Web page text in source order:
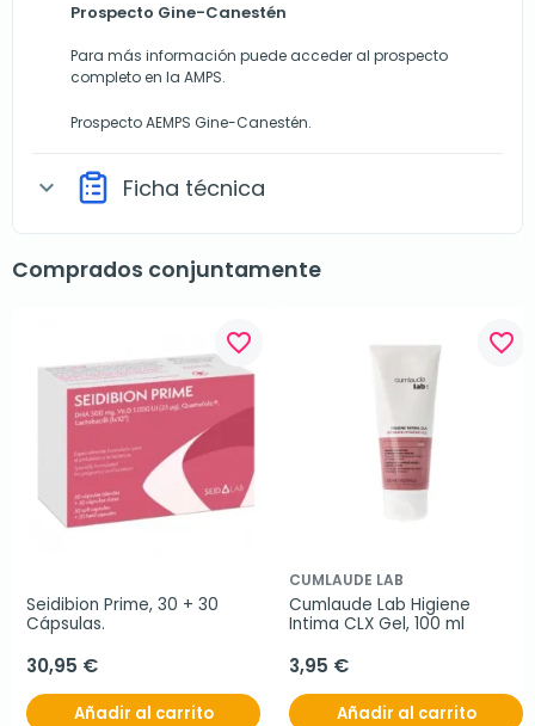
Prospecto Gine-Canestén
Para más información puede acceder al prospecto
completo en la AMPS.
Prospecto AEMPS Gine-Canestén.
expand_more Ficha técnica
Comprados conjuntamente
favorite_border
Seidibion Prime, 30 + 30
Cápsulas.
30,95 €
Añadir al carrito
favorite_border
CUMLAUDE LAB
Cumlaude Lab Higiene
Intima CLX Gel, 100 ml
3,95 €
Añadir al carrito